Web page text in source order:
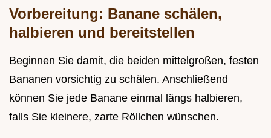
Vorbereitung: Banane schälen,
halbieren und bereitstellen
Beginnen Sie damit, die beiden mittelgroßen, festen
Bananen vorsichtig zu schälen. Anschließend
können Sie jede Banane einmal längs halbieren,
falls Sie kleinere, zarte Röllchen wünschen.